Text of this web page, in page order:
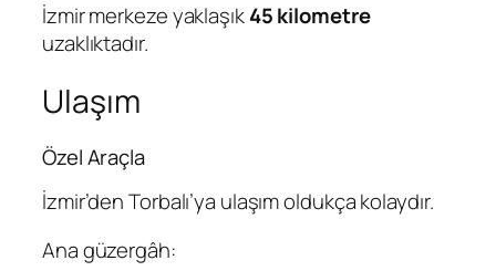
İzmir merkeze yaklaşık45 kilometre
uzaklıktadır.
Ulaşım
Özel Araçla
İzmir’den Torbalı’ya ulaşım oldukça kolaydır.
Ana güzergâh: